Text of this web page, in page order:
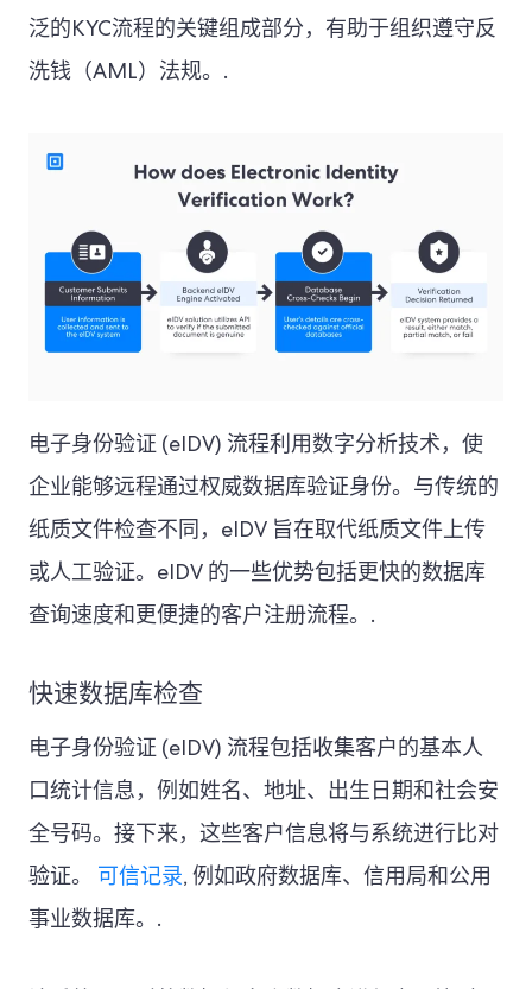
泛的KYC流程的关键组成部分，有助于组织遵守反
洗钱（AML）法规。.
电子身份验证 (eIDV) 流程利用数字分析技术，使
企业能够远程通过权威数据库验证身份。与传统的
纸质文件检查不同，eIDV 旨在取代纸质文件上传
或人工验证。eIDV 的一些优势包括更快的数据库
查询速度和更便捷的客户注册流程。.
快速数据库检查
电子身份验证 (eIDV) 流程包括收集客户的基本人
口统计信息，例如姓名、地址、出生日期和社会安
全号码。接下来，这些客户信息将与系统进行比对
验证。
可信记录, 例如政府数据库、信用局和公用
事业数据库。.